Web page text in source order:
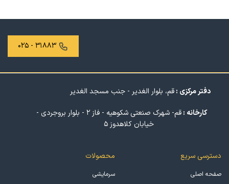
۳۱۸۸۳ - ۰۲۵
دفتر مرکزی :قم، بلوار الغدیر - جنب مسجد الغدیر
کارخانه :
قم- شهرک صنعتی شکوهیه - فاز ۲ - بلوار بروجردی -
خیابان کلاهدوز ۵
دسترسی سریع
صفحه اصلی
محصولات
سرمایشی